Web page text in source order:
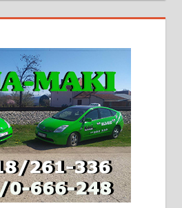
једна уз другу.
централно
и дрва. Две
023
опремљену
путу, на
око 7 ари.
102-35-25